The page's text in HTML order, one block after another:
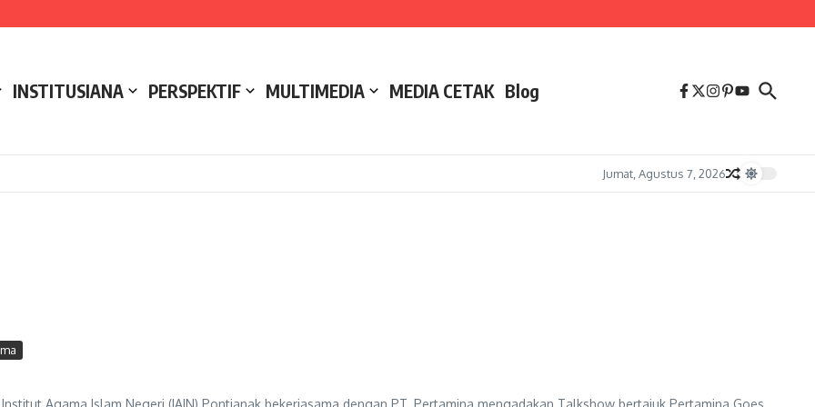
INSTITUSIANA PERSPEKTIF MULTIMEDIA MEDIA CETAK Blog
Jumat, Agustus 7, 2026
Agama Islam Negeri (IAIN) Pontianak bekerjasama dengan PT. Pertamina mengadakan Talkshow bertajuk Pertamina Goes